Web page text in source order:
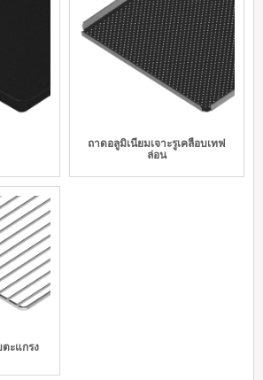
ถาดอลูมิเนียมเจาะรูเคลือบเทฟ
ล่อน
ะแกรง